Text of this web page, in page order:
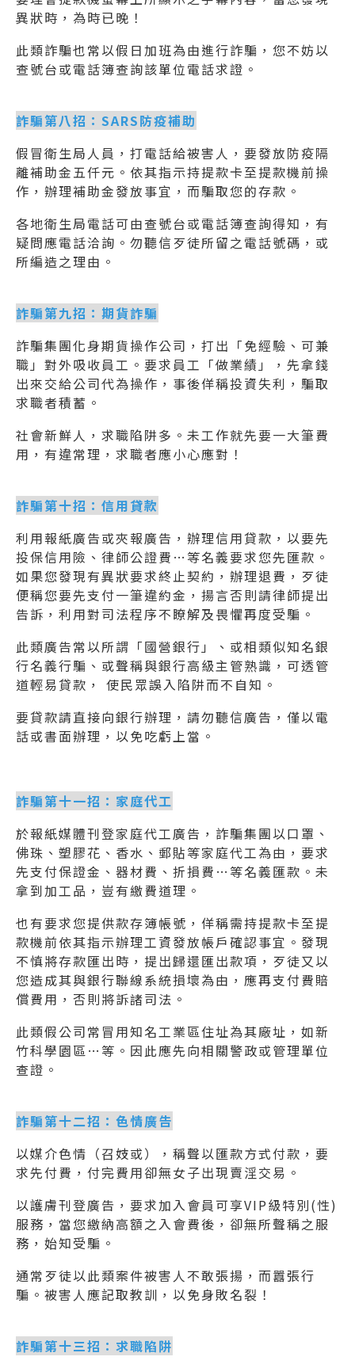
異狀時，為時已晚！
此類詐騙也常以假日加班為由進行詐騙，您不妨以
查號台或電話簿查詢該單位電話求證。
詐騙第八招：SARS防疫補助
假冒衛生局人員，打電話給被害人，要發放防疫隔
離補助金五仟元。依其指示持提款卡至提款機前操
作，辦理補助金發放事宜，而騙取您的存款。
各地衛生局電話可由查號台或電話簿查詢得知，有
疑問應電話洽詢。勿聽信歹徒所留之電話號碼，或
所編造之理由。
詐騙第九招：期貨詐騙
詐騙集團化身期貨操作公司，打出「免經驗、可兼
職」對外吸收員工。要求員工「做業績」，先拿錢
出來交給公司代為操作，事後佯稱投資失利，騙取
求職者積蓄。
社會新鮮人，求職陷阱多。未工作就先要一大筆費
用，有違常理，求職者應小心應對！
詐騙第十招：信用貸款
利用報紙廣告或夾報廣告，辦理信用貸款，以要先
投保信用險、律師公證費…等名義要求您先匯款。
如果您發現有異狀要求終止契約，辦理退費，歹徒
便稱您要先支付一筆違約金，揚言否則請律師提出
告訴，利用對司法程序不瞭解及畏懼再度受騙。
此類廣告常以所謂「國營銀行」、或相類似知名銀
行名義行騙、或聲稱與銀行高級主管熟識，可透管
道輕易貸款， 使民眾誤入陷阱而不自知。
要貸款請直接向銀行辦理，請勿聽信廣告，僅以電
話或書面辦理，以免吃虧上當。
詐騙第十一招：家庭代工
於報紙媒體刊登家庭代工廣告，詐騙集團以口罩、
佛珠、塑膠花、香水、郵貼等家庭代工為由，要求
先支付保證金、器材費、折損費…等名義匯款。未
拿到加工品，豈有繳費道理。
也有要求您提供款存簿帳號，佯稱需持提款卡至提
款機前依其指示辦理工資發放帳戶確認事宜。發現
不慎將存款匯出時，提出歸還匯出款項，歹徒又以
您造成其與銀行聯線系統損壞為由，應再支付費賠
償費用，否則將訴諸司法。
此類假公司常冒用知名工業區住址為其廠址，如新
竹科學園區…等。因此應先向相關警政或管理單位
查證。
詐騙第十二招：色情廣告
以媒介色情（召妓或），稱聲以匯款方式付款，要
求先付費，付完費用卻無女子出現賣淫交易。
以護膚刊登廣告，要求加入會員可享VIP級特別(性)
服務，當您繳納高額之入會費後，卻無所聲稱之服
務，始知受騙。
通常歹徒以此類案件被害人不敢張揚，而囂張行
騙。被害人應記取教訓，以免身敗名裂！
詐騙第十三招：求職陷阱